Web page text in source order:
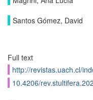
Santos Gómez, David
Full text
http://revistas.uach.cl/
10.4206/